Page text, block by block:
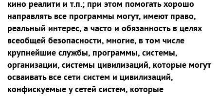
кино реалити и т.п.; при этом помогать хорошо
направлять все программы могут, имеют право,
реальный интерес, а часто и обязанность в целях
всеобщей безопасности, многие, в том числе
крупнейшие службы, программы, системы,
организации, системы цивилизаций, которые могут
осваивать все сети систем и цивилизаций,
конфискуемые у сетей систем, которые